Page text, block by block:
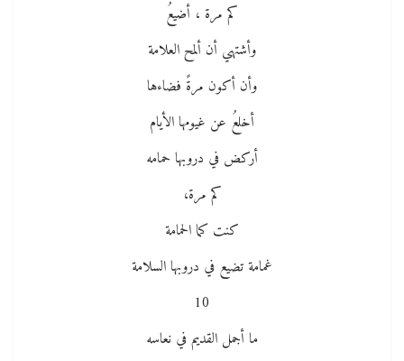
كم مرة ، أضيعُ
وأشتهي أن ألمح العلامة
وأن أكون مرةً فضاءها
أخلعُ عن غيومها الأيام
أركض في دروبها حمامه
كم مرة،
كنت كما الحمامة
غمامة تضيع في دروبها السلامة
10
ما أجمل القديم في نعاسه